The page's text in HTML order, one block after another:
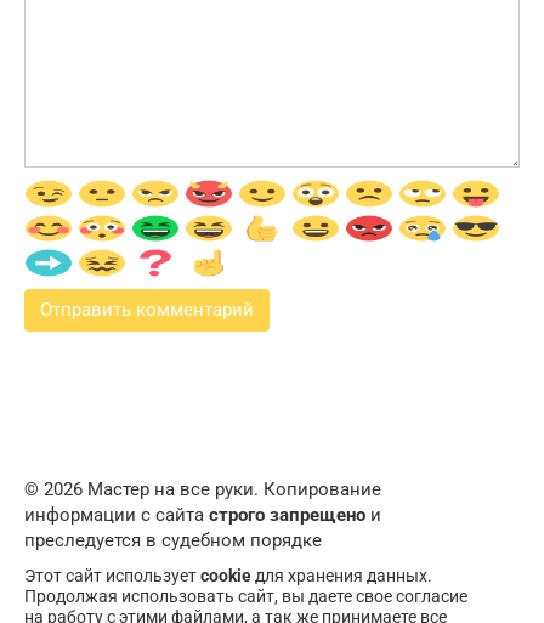
© 2026 Мастер на все руки. Копирование
информации с сайта строго запрещено и
преследуется в судебном порядке
Этот сайт используетcookie для хранения данных.
Продолжая использовать сайт, вы даете свое согласие
на работу с этими файлами, а так же принимаете все